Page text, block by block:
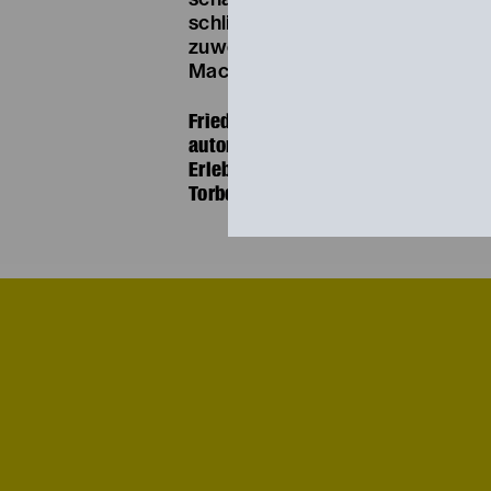
schließlich seine große Liebe
zuwendet, verliert er seine Kraft,
Machtspielen des Lehrers
Friedrich Torbergs 1930
autoritäres Schulsystem ist
Erlebnissen gespeist. Intensiv und
Torberg die emotionalen Strapazen